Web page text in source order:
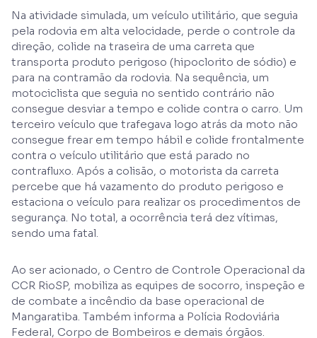
Na atividade simulada, um veículo utilitário, que seguia
pela rodovia em alta velocidade, perde o controle da
direção, colide na traseira de uma carreta que
transporta produto perigoso (hipoclorito de sódio) e
para na contramão da rodovia. Na sequência, um
motociclista que seguia no sentido contrário não
consegue desviar a tempo e colide contra o carro. Um
terceiro veículo que trafegava logo atrás da moto não
consegue frear em tempo hábil e colide frontalmente
contra o veículo utilitário que está parado no
contrafluxo. Após a colisão, o motorista da carreta
percebe que há vazamento do produto perigoso e
estaciona o veículo para realizar os procedimentos de
segurança. No total, a ocorrência terá dez vítimas,
sendo uma fatal.
Ao ser acionado, o Centro de Controle Operacional da
CCR RioSP, mobiliza as equipes de socorro, inspeção e
de combate a incêndio da base operacional de
Mangaratiba. Também informa a Polícia Rodoviária
Federal, Corpo de Bombeiros e demais órgãos.